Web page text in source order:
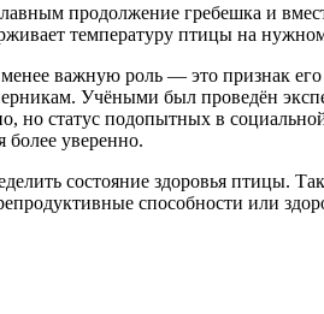
продолжение гребешка и
температуру птицы на
важную роль — это признак
Учёными был проведён
но статус подопытных в
более уверенно.
состояние здоровья птицы.
способности или